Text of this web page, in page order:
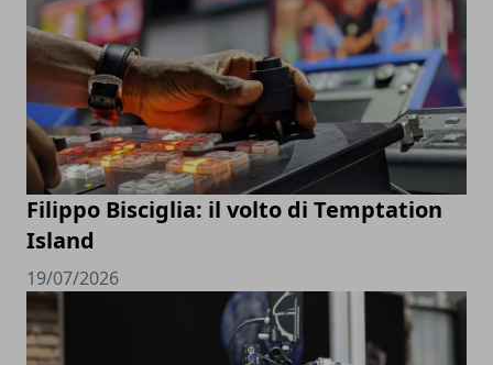
Filippo Bisciglia: il volto di Temptation
Island
19/07/2026